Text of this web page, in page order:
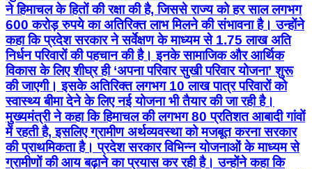
ने हिमाचल के हितों की रक्षा की है, जिससे राज्य को हर साल लगभग
600 करोड़ रुपये का अतिरिक्त लाभ मिलने की संभावना है। उन्होंने
कहा कि प्रदेश सरकार ने सर्वेक्षण के माध्यम से 1.75 लाख अति
निर्धन परिवारों की पहचान की है। इनके सामाजिक और आर्थिक
विकास के लिए शीघ्र ही ‘अपना परिवार सुखी परिवार योजना’ शुरू
की जाएगी। इसके अतिरिक्त लगभग 10 लाख पात्र परिवारों को
स्वास्थ्य बीमा देने के लिए नई योजना भी तैयार की जा रही है।
मुख्यमंत्री ने कहा कि हिमाचल की लगभग 80 प्रतिशत आबादी गांवों
में रहती है, इसलिए ग्रामीण अर्थव्यवस्था को मजबूत करना सरकार
की प्राथमिकता है। प्रदेश सरकार विभिन्न योजनाओं के माध्यम से
ग्रामीणों की आय बढ़ाने का प्रयास कर रही है। उन्होंने कहा कि